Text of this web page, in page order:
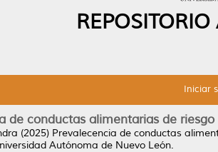
Iniciar
de conductas alimentarias de
(2025) Prevalecencia de conductas
Autónoma de Nuevo León.